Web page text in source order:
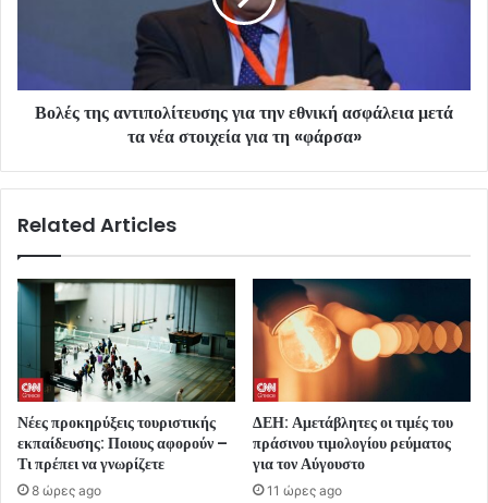
Βολές της αντιπολίτευσης για την εθνική ασφάλεια μετά
τα νέα στοιχεία για τη «φάρσα»
Related Articles
Νέες προκηρύξεις τουριστικής
εκπαίδευσης: Ποιους αφορούν –
Τι πρέπει να γνωρίζετε
8 ώρες ago
ΔΕΗ: Αμετάβλητες οι τιμές του
πράσινου τιμολογίου ρεύματος
για τον Αύγουστο
11 ώρες ago